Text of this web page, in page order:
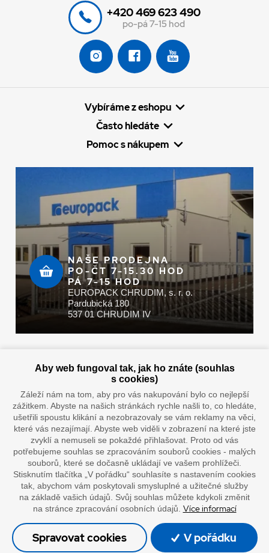
+420 469 623 490
po-pá 7-15 hod
Vybíráme z eshopu
Často hledáte
Pomoc s nákupem
NAŠE PRODEJNA
PO-ČT 7-15.30 HOD
PÁ 7-15 HOD
EUROPACK CHRUDIM, s. r. o.
Pardubická 180
537 01 CHRUDIM IV
Doprava vaším oblíbeným dopravcem
”Lepíme s jistotou”
© Oficiální stránky společnosti Europack
Aby web fungoval tak, jak ho znáte (souhlas
s cookies)
Záleží nám na tom, aby pro vás nakupování bylo co nejlepší
zážitkem. Abyste na našich stránkách rychle našli to, co hledáte,
ušetřili spoustu klikání a nezobrazovaly se vám reklamy na věci,
které vás nezajímají. Abyste web viděli v zobrazení na které jste
zvyklí a nemuseli se pokaždé přihlašovat. Proto od vás
potřebujeme souhlas se zpracováním souborů cookies - malých
souborů, které se dočasně ukládají ve vašem prohlížeči.
Stisknutím tlačítka „V pořádku“ souhlasíte s nastavením cookies
tak, abychom vám poskytovali smysluplné a užitečné služby
na základě vašich údajů. Svůj souhlas můžete kdykoli změnit
na stránce zpracování osobních údajů. Více informací
Spravovat cookies V pořádku